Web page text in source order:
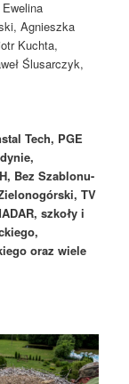
Ewelina
Agnieszka
Kuchta,
Ślusarczyk,
Tech, PGE
Bez Szablonu-
TV
szkoły i
oraz wiele